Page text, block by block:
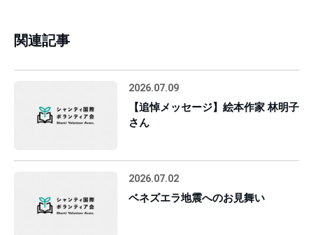
関連記事
2026.07.09
【追悼メッセージ】絵本作家 林明子
さん
2026.07.02
ベネズエラ地震へのお見舞い